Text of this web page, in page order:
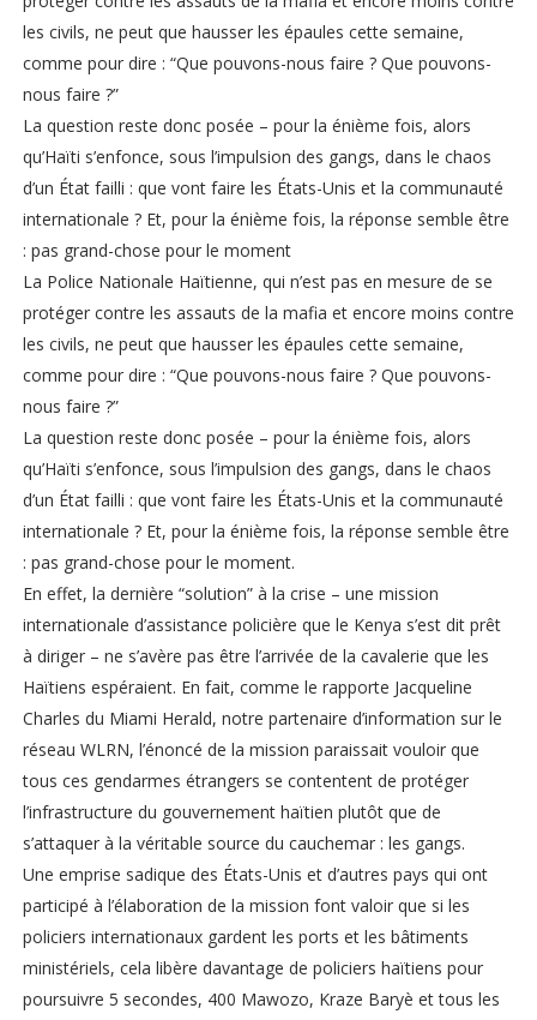
les civils, ne peut que hausser les épaules cette semaine,
comme pour dire : “Que pouvons-nous faire ? Que pouvons-
nous faire ?”
La question reste donc posée – pour la énième fois, alors
qu’Haïti s’enfonce, sous l’impulsion des gangs, dans le chaos
d’un État failli : que vont faire les États-Unis et la communauté
internationale ? Et, pour la énième fois, la réponse semble être
: pas grand-chose pour le moment
La Police Nationale Haïtienne, qui n’est pas en mesure de se
protéger contre les assauts de la mafia et encore moins contre
les civils, ne peut que hausser les épaules cette semaine,
comme pour dire : “Que pouvons-nous faire ? Que pouvons-
nous faire ?”
La question reste donc posée – pour la énième fois, alors
qu’Haïti s’enfonce, sous l’impulsion des gangs, dans le chaos
d’un État failli : que vont faire les États-Unis et la communauté
internationale ? Et, pour la énième fois, la réponse semble être
: pas grand-chose pour le moment.
En effet, la dernière “solution” à la crise – une mission
internationale d’assistance policière que le Kenya s’est dit prêt
à diriger – ne s’avère pas être l’arrivée de la cavalerie que les
Haïtiens espéraient. En fait, comme le rapporte Jacqueline
Charles du Miami Herald, notre partenaire d’information sur le
réseau WLRN, l’énoncé de la mission paraissait vouloir que
tous ces gendarmes étrangers se contentent de protéger
l’infrastructure du gouvernement haïtien plutôt que de
s’attaquer à la véritable source du cauchemar : les gangs.
Une emprise sadique des États-Unis et d’autres pays qui ont
participé à l’élaboration de la mission font valoir que si les
policiers internationaux gardent les ports et les bâtiments
ministériels, cela libère davantage de policiers haïtiens pour
poursuivre 5 secondes, 400 Mawozo, Kraze Baryè et tous les